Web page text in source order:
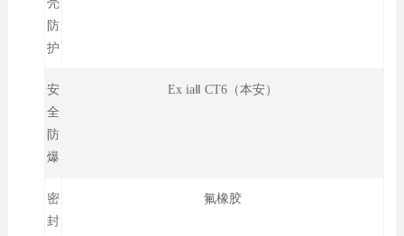
壳
防
护
安
全
防
爆
Ex iaⅡ CT6（本安）
密
封
氟橡胶